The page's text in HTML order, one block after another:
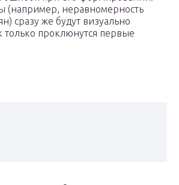
(например, неравномерность
сразу же будут визуально
только проклюнутся первые